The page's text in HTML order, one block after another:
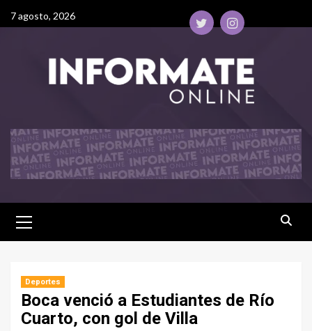
7 agosto, 2026
Deportes
Boca venció a Estudiantes de Río
Cuarto, con gol de Villa